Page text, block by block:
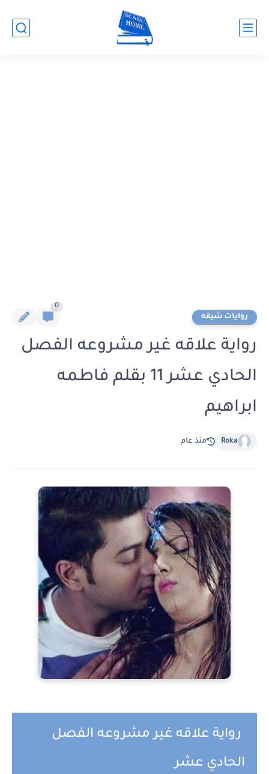
روايات شيقه
0
رواية علاقه غير مشروعه الفصل
الحادي عشر 11 بقلم فاطمه
ابراهيم
Roka منذ عام
رواية علاقه غير مشروعه الفصل
الحادي عشر